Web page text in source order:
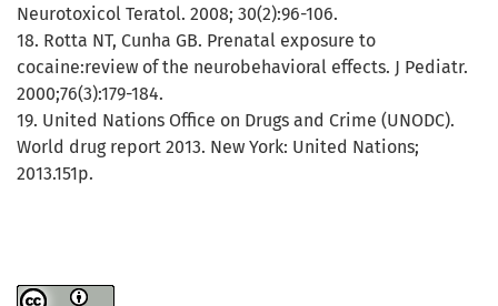
Neurotoxicol Teratol. 2008; 30(2):96-106.
18. Rotta NT, Cunha GB. Prenatal exposure to
cocaine:review of the neurobehavioral effects. J Pediatr.
2000;76(3):179-184.
19. United Nations Office on Drugs and Crime (UNODC).
World drug report 2013. New York: United Nations;
2013.151p.